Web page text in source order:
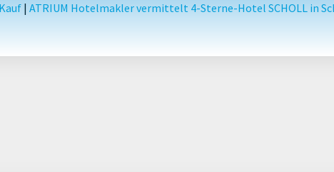
| ATRIUM Hotelmakler vermittelt 4-Sterne-Hotel SCHOLL in